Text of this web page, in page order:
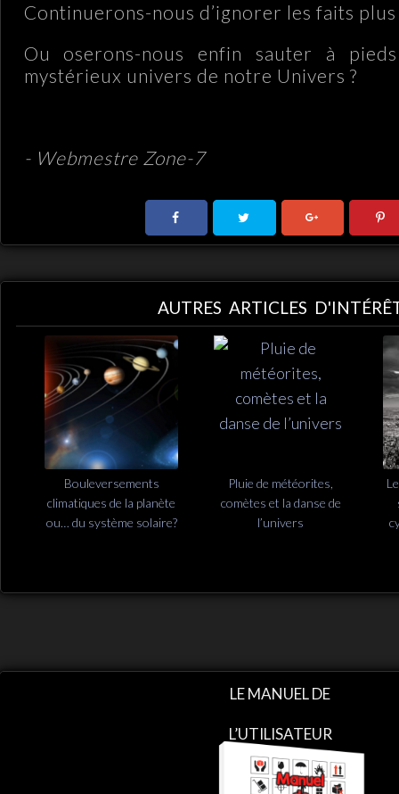
Continuerons-nous d’ignorer les faits plus
Ou oserons-nous enfin sauter à
mystérieux univers de notre Univers ?
- Webmestre Zone-7
AUTRES ARTICLES
Bouleversements
climatiques de la planète
ou… du système solaire?
Pluie de météorites,
comètes et la danse de
l’univers
LE MANUEL DE
L’UTILISATEUR